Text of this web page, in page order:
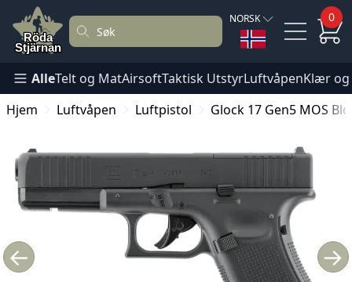
NORSK 0
AlleTelt og MatAirsoftTaktisk UtstyrLuftvåpenKlær
Hjem
Luftvåpen Luftpistol Glock 17 Gen5 MOS
← →